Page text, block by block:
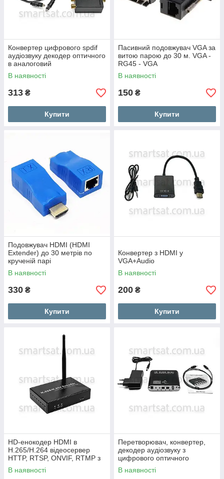
Конвертер цифрового spdif
аудіозвуку декодер оптичного
в аналоговий
В наявності
313 ₴
Купити
Пасивний подовжувач VGA за
витою парою до 30 м. VGA -
RG45 - VGA
В наявності
150 ₴
Купити
Подовжувач HDMI (HDMI
Extender) до 30 метрів по
крученій парі
В наявності
330 ₴
Купити
Конвертер з HDMI у
VGA+Audio
В наявності
200 ₴
Купити
HD-енокодер HDMI в
H.265/H.264 відеосервер
HTTP, RTSP, ONVIF, RTMP з
HDMI, HDCP, LAN
В наявності
Перетворювач, конвертер,
декодер аудіозвуку з
цифрового оптичного
коаксіального в аналоговий
5.1 тюльпан
В наявності